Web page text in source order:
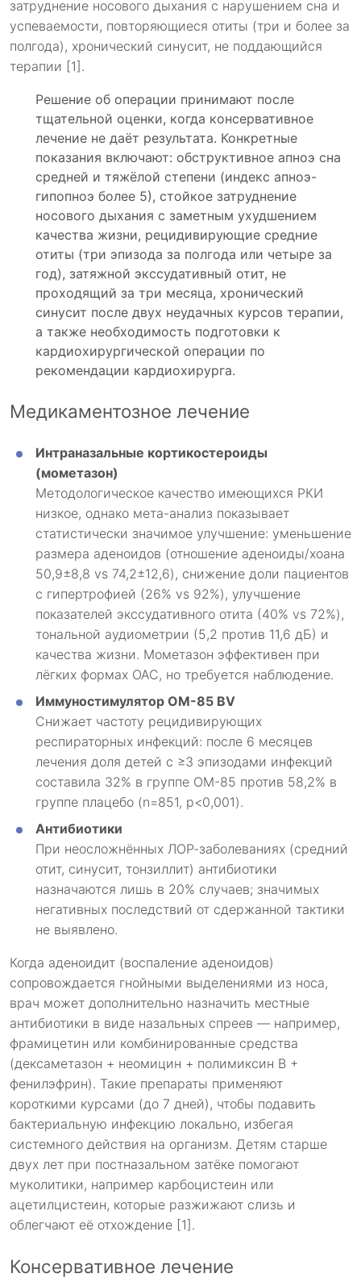
затруднение носового дыхания с нарушением сна и
успеваемости, повторяющиеся отиты (три и более за
полгода), хронический синусит, не поддающийся
терапии [1].
Решение об операции принимают после
тщательной оценки, когда консервативное
лечение не даёт результата. Конкретные
показания включают: обструктивное апноэ сна
средней и тяжёлой степени (индекс апноэ-
гипопноэ более 5), стойкое затруднение
носового дыхания с заметным ухудшением
качества жизни, рецидивирующие средние
отиты (три эпизода за полгода или четыре за
год), затяжной экссудативный отит, не
проходящий за три месяца, хронический
синусит после двух неудачных курсов терапии,
а также необходимость подготовки к
кардиохирургической операции по
рекомендации кардиохирурга.
Медикаментозное лечение
Интраназальные кортикостероиды
(мометазон)
Методологическое качество имеющихся РКИ
низкое, однако мета-анализ показывает
статистически значимое улучшение: уменьшение
размера аденоидов (отношение аденоиды/хоана
50,9±8,8 vs 74,2±12,6), снижение доли пациентов
с гипертрофией (26% vs 92%), улучшение
показателей экссудативного отита (40% vs 72%),
тональной аудиометрии (5,2 против 11,6 дБ) и
качества жизни. Мометазон эффективен при
лёгких формах ОАС, но требуется наблюдение.
Иммуностимулятор OM-85 BV
Снижает частоту рецидивирующих
респираторных инфекций: после 6 месяцев
лечения доля детей с ≥3 эпизодами инфекций
составила 32% в группе OM-85 против 58,2% в
группе плацебо (n=851, p<0,001).
Антибиотики
При неосложнённых ЛОР-заболеваниях (средний
отит, синусит, тонзиллит) антибиотики
назначаются лишь в 20% случаев; значимых
негативных последствий от сдержанной тактики
не выявлено.
Когда аденоидит (воспаление аденоидов)
сопровождается гнойными выделениями из носа,
врач может дополнительно назначить местные
антибиотики в виде назальных спреев — например,
фрамицетин или комбинированные средства
(дексаметазон + неомицин + полимиксин B +
фенилэфрин). Такие препараты применяют
короткими курсами (до 7 дней), чтобы подавить
бактериальную инфекцию локально, избегая
системного действия на организм. Детям старше
двух лет при постназальном затёке помогают
муколитики, например карбоцистеин или
ацетилцистеин, которые разжижают слизь и
облегчают её отхождение [1].
Консервативное лечение